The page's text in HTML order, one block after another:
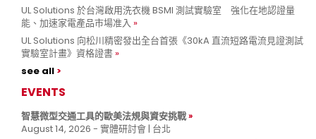
UL Solutions 於台灣啟用洗衣機 BSMI 測試實驗室 強化在地認證量
能、加速家電產品市場准入
UL Solutions 向松川精密發出全台首張《30kA 直流短路電流見證測試
實驗室計畫》資格證書
see all
EVENTS
智慧微型交通工具的歐美法規與資安挑戰
August 14, 2026 - 實體研討會 | 台北